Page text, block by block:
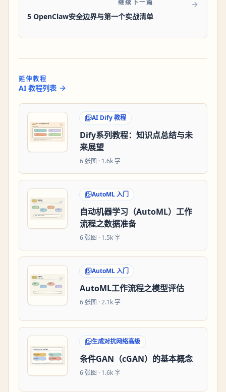
继续下一篇
5 OpenClaw安全边界与第一个实战清单
延伸教程
AI 教程列表
AI Dify 教程
Dify系列教程：知识点总结与未
来展望
6 张图 · 1.6k 字
AutoML 入门
自动机器学习（AutoML）工作
流程之数据准备
6 张图 · 1.5k 字
AutoML 入门
AutoML工作流程之模型评估
6 张图 ·2.1k 字
生成对抗网络高级
条件GAN（cGAN）的基本概念
6 张图 · 1.6k 字